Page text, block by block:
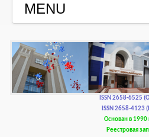
MENU
РЕДКОЛЛЕГИЯ
РЕДАКЦИОННАЯISSN 2658-6525
ISSN 2658-4123
Основан в 1990
Реестровая